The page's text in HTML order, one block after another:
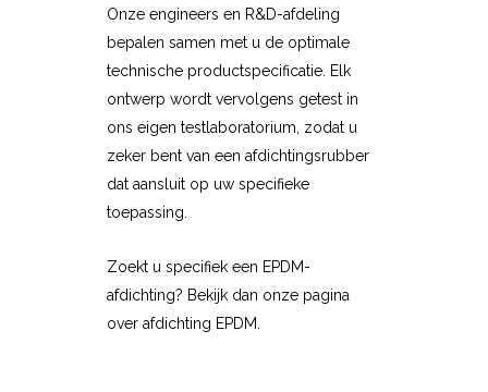
Onze engineers en R&D-afdeling
bepalen samen met u de optimale
technische productspecificatie. Elk
ontwerp wordt vervolgens getest in
ons eigen testlaboratorium, zodat u
zeker bent van een afdichtingsrubber
dat aansluit op uw specifieke
toepassing.
Zoekt u specifiek een EPDM-
afdichting? Bekijk dan onze pagina
over afdichting EPDM.